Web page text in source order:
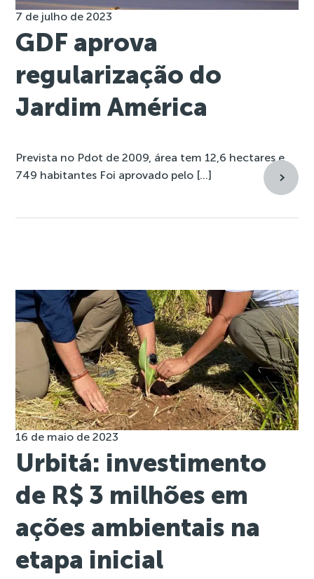
7 de julho de 2023
GDF aprova
regularização do
Jardim América
Prevista no Pdot de 2009, área tem 12,6 hectares e
749 habitantes Foi aprovado pelo […]
16 de maio de 2023
Urbitá: investimento
de R$ 3 milhões em
ações ambientais na
etapa inicial